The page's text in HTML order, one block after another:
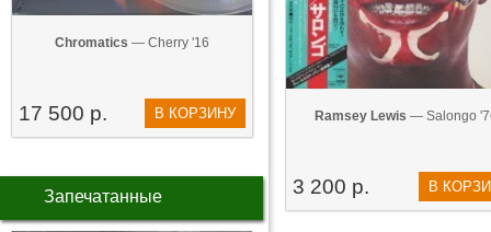
Chromatics — Cherry '16
17 500 р. В КОРЗИНУ
Запечатанные
Ramsey Lewis — Salongo
3 200 р. В